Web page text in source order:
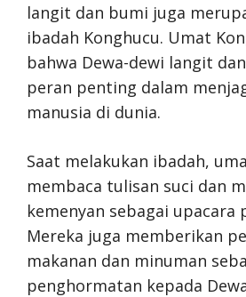
langit dan bumi juga
ibadah Konghucu. Umat
bahwa Dewa-dewi langit
peran penting dalam
manusia di dunia.
Saat melakukan ibadah,
membaca tulisan suci dan
kemenyan sebagai upacara
Mereka juga memberikan
makanan dan minuman
penghormatan kepada